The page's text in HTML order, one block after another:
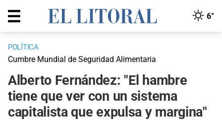
6°
POLÍTICA
Cumbre Mundial de Seguridad Alimentaria
Alberto Fernández: "El hambre
tiene que ver con un sistema
capitalista que expulsa y margina"